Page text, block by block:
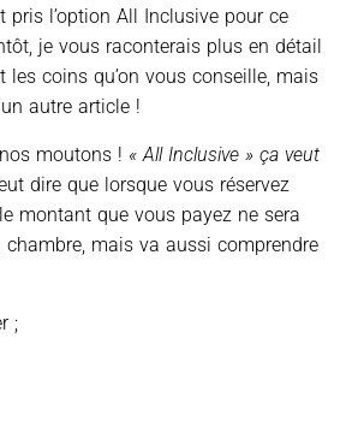
pris l’option All Inclusive pour ce
je vous raconterais plus en détail
les coins qu’on vous conseille, mais
autre article !
moutons ! « All Inclusive » ça veut
dire que lorsque vous réservez
montant que vous payez ne sera
mais va aussi comprendre
;